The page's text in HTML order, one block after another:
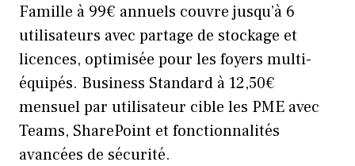
Famille à 99€ annuels couvre jusqu’à 6
utilisateurs avec partage de stockage et
licences, optimisée pour les foyers multi-
équipés. Business Standard à 12,50€
mensuel par utilisateur cible les PME avec
Teams, SharePoint et fonctionnalités
avancées de sécurité.